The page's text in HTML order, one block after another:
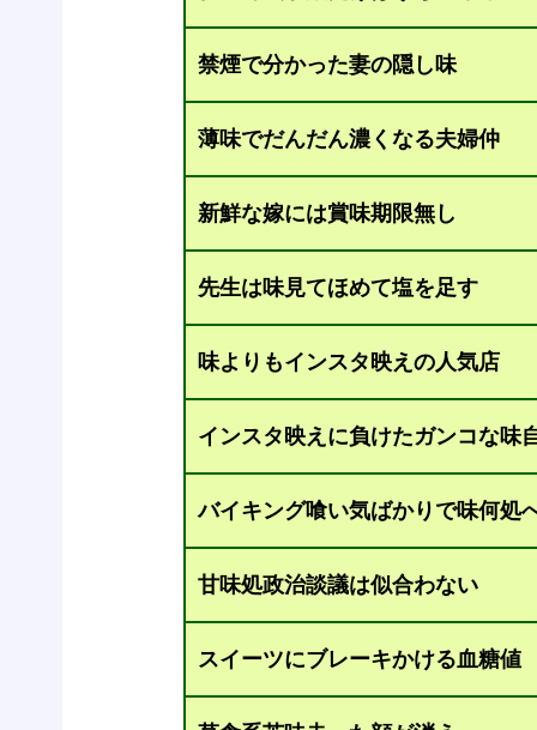
禁煙で分かった妻の隠し味
薄味でだんだん濃くなる夫婦仲
新鮮な嫁には賞味期限無し
先生は味見てほめて塩を足す
味よりもインスタ映えの人気店
インスタ映えに負けたガンコな味
バイキング喰い気ばかりで味何処
甘味処政治談議は似合わない
スイーツにブレーキかける血糖値